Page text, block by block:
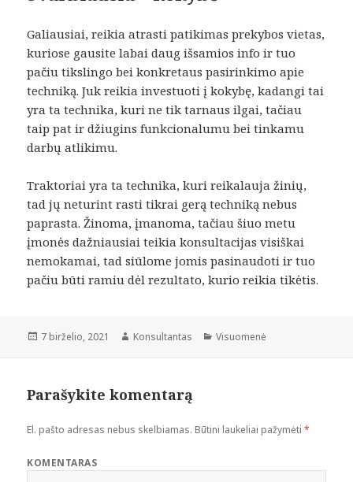
Galiausiai, reikia atrasti patikimas prekybos vietas,
kuriose gausite labai daug išsamios info ir tuo
pačiu tikslingo bei konkretaus pasirinkimo apie
techniką. Juk reikia investuoti į kokybę, kadangi tai
yra ta technika, kuri ne tik tarnaus ilgai, tačiau
taip pat ir džiugins funkcionalumu bei tinkamu
darbų atlikimu.
Traktoriai yra ta technika, kuri reikalauja žinių,
tad jų neturint rasti tikrai gerą techniką nebus
paprasta. Žinoma, įmanoma, tačiau šiuo metu
įmonės dažniausiai teikia konsultacijas visiškai
nemokamai, tad siūlome jomis pasinaudoti ir tuo
pačiu būti ramiu dėl rezultato, kurio reikia tikėtis.
Paskelbta
7 birželio, 2021 Autorius
Konsultantas Kategorijos
Visuomenė
Parašykite komentarą
El. pašto adresas nebus skelbiamas. Būtini laukeliai pažymėti*
KOMENTARAS